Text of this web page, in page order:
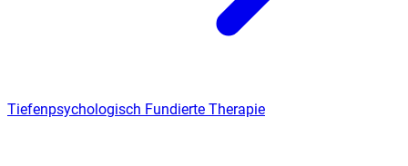
Tiefenpsychologisch Fundierte Therapie